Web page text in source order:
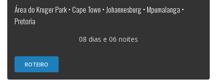
Área do Kruger Park • Cape Town • Johannesburg • Mpumalanga •
Pretoria
08 dias e 06 noites
ROTEIRO